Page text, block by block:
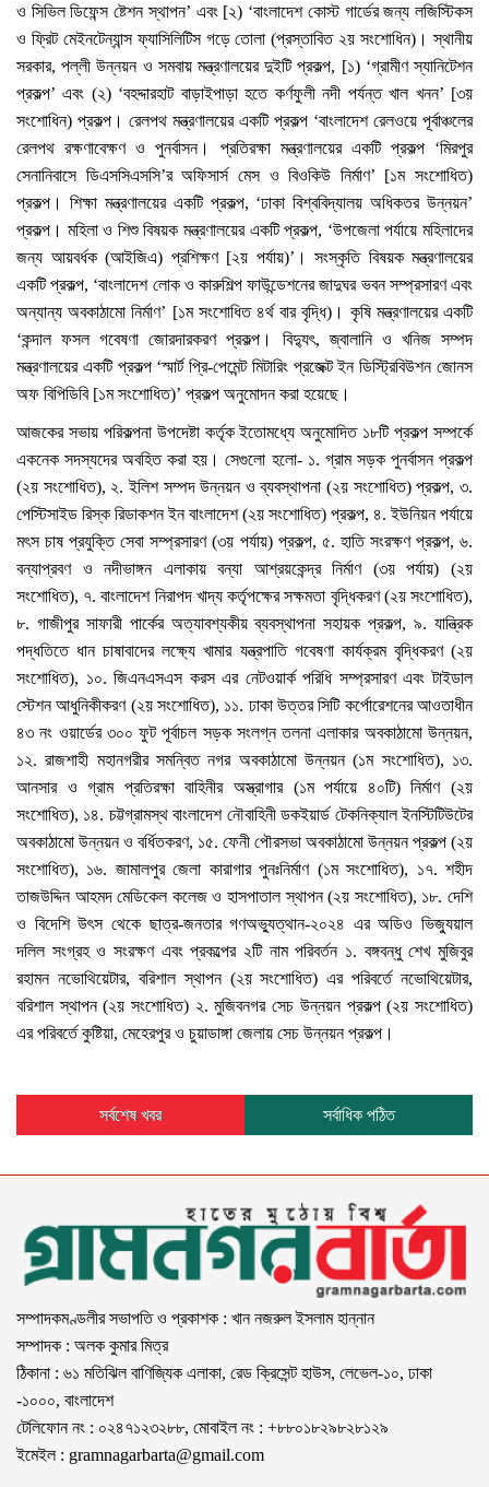
ও সিভিল ডিফেন্স ষ্টেশন স্থাপন’ এবং [২) ‘বাংলাদেশ কোস্ট গার্ডের জন্য লজিস্টিকস
ও ফ্রিট মেইনটেন্যান্স ফ্যাসিলিটিস গড়ে তোলা (প্রস্তাবিত ২য় সংশোধিন)। স্থানীয়
সরকার, পল্লী উন্নয়ন ও সমবায় মন্ত্রণালয়ের দুইটি প্রকল্প, [১) ‘গ্রামীণ স্যানিটেশন
প্রকল্প’ এবং (২) ‘বহদ্দারহাট বাড়াইপাড়া হতে কর্ণফুলী নদী পর্যন্ত খাল খনন’ [৩য়
সংশোধিন) প্রকল্প। রেলপথ মন্ত্রণালয়ের একটি প্রকল্প ‘বাংলাদেশ রেলওয়ে পূর্বাঞ্চলের
রেলপথ রক্ষণাবেক্ষণ ও পুনর্বাসন। প্রতিরক্ষা মন্ত্রণালয়ের একটি প্রকল্প ‘মিরপুর
সেনানিবাসে ডিএসসিএসসি’র অফিসার্স মেস ও বিওকিউ নির্মাণ’ [১ম সংশোধিত)
প্রকল্প। শিক্ষা মন্ত্রণালয়ের একটি প্রকল্প, ‘ঢাকা বিশ্ববিদ্যালয় অধিকতর উন্নয়ন’
প্রকল্প। মহিলা ও শিশু বিষয়ক মন্ত্রণালয়ের একটি প্রকল্প, ‘উপজেলা পর্যায়ে মহিলাদের
জন্য আয়বর্ধক (আইজিএ) প্রশিক্ষণ [২য় পর্যায়)’। সংস্কৃতি বিষয়ক মন্ত্রণালয়ের
একটি প্রকল্প, ‘বাংলাদেশ লোক ও কারুশিল্প ফাউন্ডেশনের জাদুঘর ভবন সম্প্রসারণ এবং
অন্যান্য অবকাঠামো নির্মাণ’ [১ম সংশোধিত ৪র্থ বার বৃদ্ধি)। কৃষি মন্ত্রণালয়ের একটি
‘কন্দাল ফসল গবেষণা জোরদারকরণ প্রকল্প। বিদ্যুৎ, জ্বালানি ও খনিজ সম্পদ
মন্ত্রণালয়ের একটি প্রকল্প ‘স্মার্ট প্রি-পেমেন্ট মিটারিং প্রজেক্ট ইন ডিস্ট্রিবিউশন জোনস
অফ বিপিডিবি [১ম সংশোধিত)’ প্রকল্প অনুমোদন করা হয়েছে।
আজকের সভায় পরিকল্পনা উপদেষ্টা কর্তৃক ইতোমধ্যে অনুমোদিত ১৮টি প্রকল্প সম্পর্কে
একনেক সদস্যদের অবহিত করা হয়। সেগুলো হলো- ১. গ্রাম সড়ক পুনর্বাসন প্রকল্প
(২য় সংশোধিত), ২. ইলিশ সম্পদ উন্নয়ন ও ব্যবস্থাপনা (২য় সংশোধিত) প্রকল্প, ৩.
পেস্টিসাইড রিস্ক রিডাকশন ইন বাংলাদেশ (২য় সংশোধিত) প্রকল্প, ৪. ইউনিয়ন পর্যায়ে
মৎস চাষ প্রযুক্তি সেবা সম্প্রসারণ (৩য় পর্যায়) প্রকল্প, ৫. হাতি সংরক্ষণ প্রকল্প, ৬.
বন্যাপ্রবণ ও নদীভাঙ্গন এলাকায় বন্যা আশ্রয়কেন্দ্র নির্মাণ (৩য় পর্যায়) (২য়
সংশোধিত), ৭. বাংলাদেশ নিরাপদ খাদ্য কর্তৃপক্ষের সক্ষমতা বৃদ্ধিকরণ (২য় সংশোধিত),
৮. গাজীপুর সাফারী পার্কের অত্যাবশ্যকীয় ব্যবস্থাপনা সহায়ক প্রকল্প, ৯. যান্ত্রিক
পদ্ধতিতে ধান চাষাবাদের লক্ষ্যে খামার যন্ত্রপাতি গবেষণা কার্যক্রম বৃদ্ধিকরণ (২য়
সংশোধিত), ১০. জিএনএসএস করস এর নেটওয়ার্ক পরিধি সম্প্রসারণ এবং টাইডাল
স্টেশন আধুনিকীকরণ (২য় সংশোধিত), ১১. ঢাকা উত্তর সিটি কর্পোরেশনের আওতাধীন
৪৩ নং ওয়ার্ডের ৩০০ ফুট পূর্বাচল সড়ক সংলগ্ন তলনা এলাকার অবকাঠামো উন্নয়ন,
১২. রাজশাহী মহানগরীর সমন্বিত নগর অবকাঠামো উন্নয়ন (১ম সংশোধিত), ১৩.
আনসার ও গ্রাম প্রতিরক্ষা বাহিনীর অস্ত্রাগার (১ম পর্যায়ে ৪০টি) নির্মাণ (২য়
সংশোধিত), ১৪. চট্টগ্রামস্থ বাংলাদেশ নৌবাহিনী ডকইয়ার্ড টেকনিক্যাল ইনস্টিটিউটের
অবকাঠামো উন্নয়ন ও বর্ধিতকরণ, ১৫. ফেনী পৌরসভা অবকাঠামো উন্নয়ন প্রকল্প (২য়
সংশোধিত), ১৬. জামালপুর জেলা কারাগার পুনঃনির্মাণ (১ম সংশোধিত), ১৭. শহীদ
তাজউদ্দিন আহমদ মেডিকেল কলেজ ও হাসপাতাল স্থাপন (২য় সংশোধিত), ১৮. দেশি
ও বিদেশি উৎস থেকে ছাত্র-জনতার গণঅভ্যুত্থান-২০২৪ এর অডিও ভিজ্যুয়াল
দলিল সংগ্রহ ও সংরক্ষণ এবং প্রকল্পের ২টি নাম পরিবর্তন ১. বঙ্গবন্ধু শেখ মুজিবুর
রহামন নভোথিয়েটার, বরিশাল স্থাপন (২য় সংশোধিত) এর পরিবর্তে নভোথিয়েটার,
বরিশাল স্থাপন (২য় সংশোধিত) ২. মুজিবনগর সেচ উন্নয়ন প্রকল্প (২য় সংশোধিত)
এর পরিবর্তে কুষ্টিয়া, মেহেরপুর ও চুয়াডাঙ্গা জেলায় সেচ উন্নয়ন প্রকল্প।
সর্বশেষ খবর সর্বাধিক পঠিত
সম্পাদকমণ্ডলীর সভাপতি ও প্রকাশক : খান নজরুল ইসলাম হান্নান
সম্পাদক : অলক কুমার মিত্র
ঠিকানা : ৬১ মতিঝিল বাণিজ্যিক এলাকা, রেড ক্রিসেন্ট হাউস, লেভেল-১০, ঢাকা
-১০০০, বাংলাদেশ
টেলিফোন নং : ০২৪৭১২৩২৮৮, মোবাইল নং : +৮৮০১৮২৯৮২৮১২৯
ইমেইল : gramnagarbarta@gmail.com